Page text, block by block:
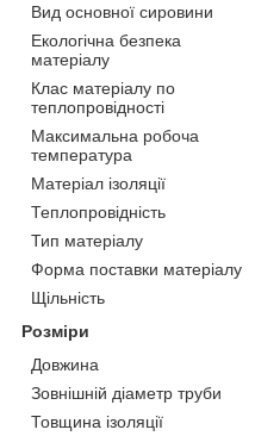
Вид основної сировини
Екологічна безпека
матеріалу
Клас матеріалу по
теплопровідності
Максимальна робоча
температура
Матеріал ізоляції
Теплопровідність
Тип матеріалу
Форма поставки матеріалу
Щільність
Розміри
Довжина
Зовнішній діаметр труби
Товщина ізоляції